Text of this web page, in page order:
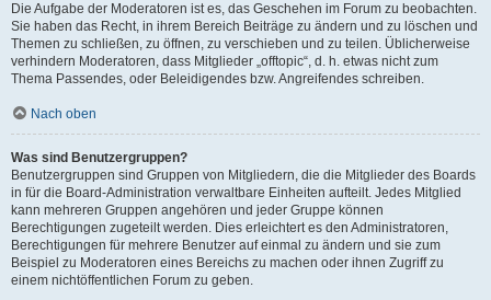
Die Aufgabe der Moderatoren ist es, das Geschehen im Forum zu beobachten.
Sie haben das Recht, in ihrem Bereich Beiträge zu ändern und zu löschen und
Themen zu schließen, zu öffnen, zu verschieben und zu teilen. Üblicherweise
verhindern Moderatoren, dass Mitglieder „offtopic“, d. h. etwas nicht zum
Thema Passendes, oder Beleidigendes bzw. Angreifendes schreiben.
Nach oben
Was sind Benutzergruppen?
Benutzergruppen sind Gruppen von Mitgliedern, die die Mitglieder des Boards
in für die Board-Administration verwaltbare Einheiten aufteilt. Jedes Mitglied
kann mehreren Gruppen angehören und jeder Gruppe können
Berechtigungen zugeteilt werden. Dies erleichtert es den Administratoren,
Berechtigungen für mehrere Benutzer auf einmal zu ändern und sie zum
Beispiel zu Moderatoren eines Bereichs zu machen oder ihnen Zugriff zu
einem nichtöffentlichen Forum zu geben.